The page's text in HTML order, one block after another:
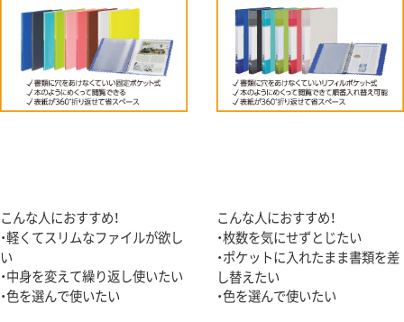
こんな人におすすめ！
・軽くてスリムなファイルが欲し
い
・中身を変えて繰り返し使いたい
・色を選んで使いたい
こんな人におすすめ！
・枚数を気にせずとじたい
・ポケットに入れたまま書類を差
し替えたい
・色を選んで使いたい